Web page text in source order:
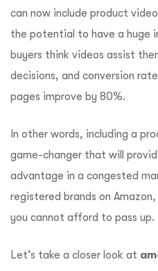
can now include product
the potential to have a huge
buyers think videos assist
decisions, and conversion
pages improve by 80%.
In other words, including a
game-changer that will
advantage in a congested
registered brands on
you cannot afford to pass up.
Let’s take a closer look at